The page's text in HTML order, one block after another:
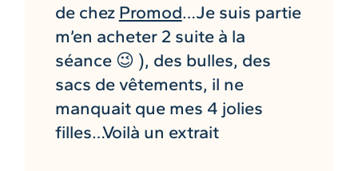
de chez Promod…Je suis partie
m’en acheter 2 suite à la
séance 😉 ), des bulles, des
sacs de vêtements, il ne
manquait que mes 4 jolies
filles…Voilà un extrait